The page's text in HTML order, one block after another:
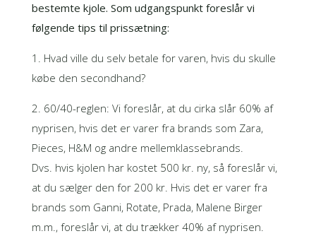
bestemte kjole. Som udgangspunkt foreslår vi
følgende tips til prissætning:
1. Hvad ville du selv betale for varen, hvis du skulle
købe den secondhand?
2. 60/40-reglen: Vi foreslår, at du cirka slår 60% af
nyprisen, hvis det er varer fra brands som Zara,
Pieces, H&M og andre mellemklassebrands.
Dvs. hvis kjolen har kostet 500 kr. ny, så foreslår vi,
at du sælger den for 200 kr. Hvis det er varer fra
brands som Ganni, Rotate, Prada, Malene Birger
m.m., foreslår vi, at du trækker 40% af nyprisen.